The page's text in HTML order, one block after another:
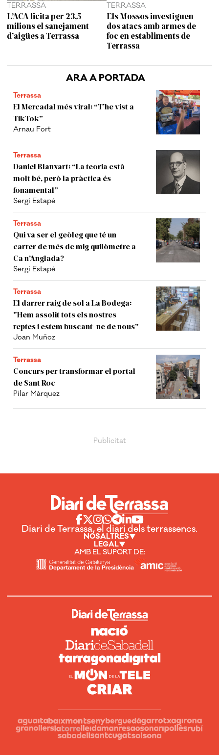
ARA A PORTADA
Terrassa
El Mercadal més viral: “T’he vist a
TikTok”
Arnau Fort
Terrassa
Daniel Blanxart: “La teoria està
molt bé, però la pràctica és
fonamental”
Sergi Estapé
Terrassa
Qui va ser el geòleg que té un
carrer de més de mig quilòmetre a
Ca n’Anglada?
Sergi Estapé
Terrassa
El darrer raig de sol a La Bodega:
"Hem assolit tots els nostres
reptes i estem buscant-ne de nous"
Joan Muñoz
Terrassa
Concurs per transformar el portal
de Sant Roc
Pilar Màrquez
TERRASSA
L’ACA licita per 23,5
milions el sanejament
d’aigües a Terrassa
TERRASSA
Els Mossos investiguen
dos atacs amb armes de
foc en establiments de
Terrassa
Diari de Terrassa, el diari dels terrassencs.
NOSALTRES
LEGAL
AMB EL SUPORT DE: